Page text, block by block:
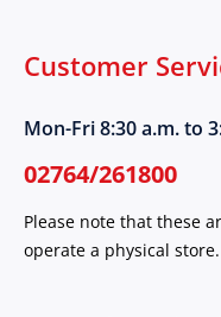
Customer
Mon-Fri 8:30 a.m. to
02764/261800
Please note that these
operate a physical store.